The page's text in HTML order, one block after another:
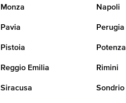
Monza Napoli
Pavia Perugia
Pistoia Potenza
Reggio Emilia Rimini
Siracusa Sondrio